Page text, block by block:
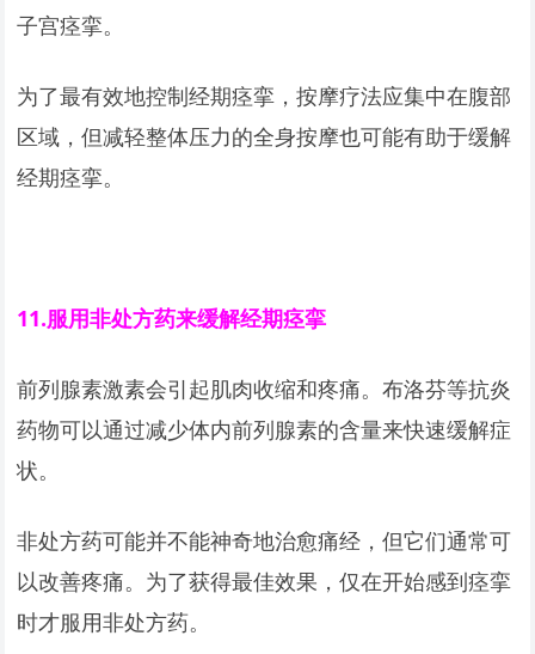
子宫痉挛。
为了最有效地控制经期痉挛，按摩疗法应集中在腹部
区域，但减轻整体压力的全身按摩也可能有助于缓解
经期痉挛。
11.服用非处方药来缓解经期痉挛
前列腺素激素会引起肌肉收缩和疼痛。布洛芬等抗炎
药物可以通过减少体内前列腺素的含量来快速缓解症
状。
非处方药可能并不能神奇地治愈痛经，但它们通常可
以改善疼痛。为了获得最佳效果，仅在开始感到痉挛
时才服用非处方药。